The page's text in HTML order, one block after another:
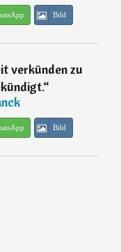
Bild
verkünden zu
“
Bild